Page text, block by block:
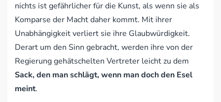
nichts ist gefährlicher für die Kunst, als wenn sie als
Komparse der Macht daher kommt. Mit ihrer
Unabhängigkeit verliert sie ihre Glaubwürdigkeit.
Derart um den Sinn gebracht, werden ihre von der
Regierung gehätschelten Vertreter leicht zu dem
Sack, den man schlägt, wenn man doch den Esel
meint.